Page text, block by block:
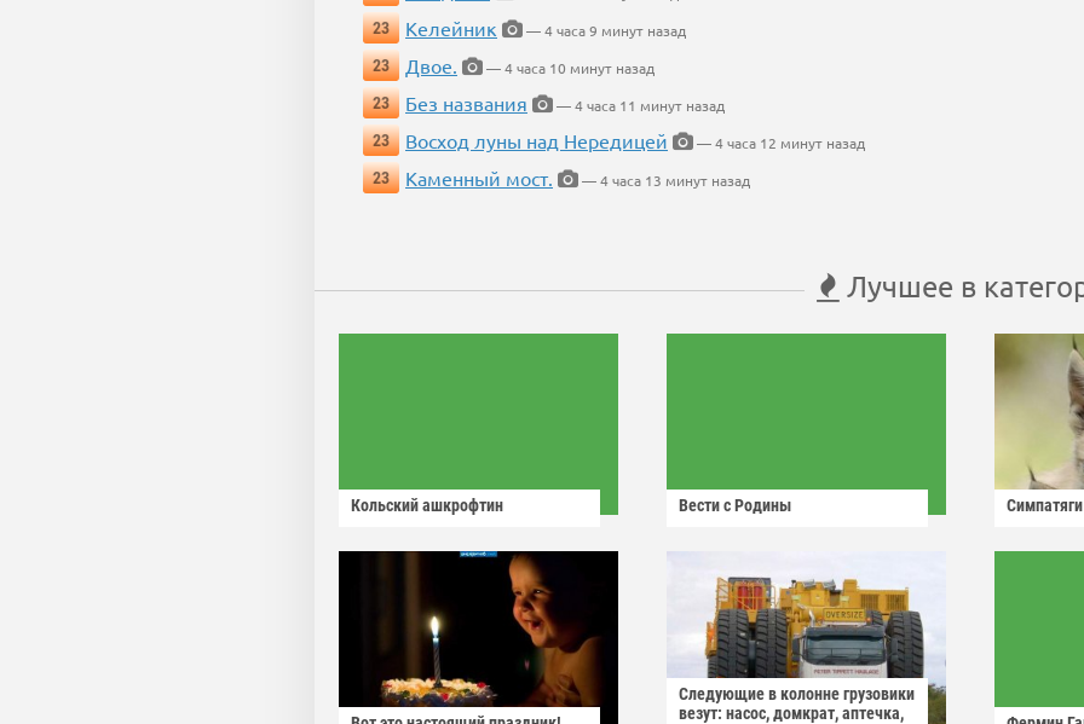
23
Келейник
— 4 часа 9 минут назад
23
Двое.
— 4 часа 10 минут назад
23
Без названия
— 4 часа 11 минут назад
23
Восход луны над Нередицей
— 4 часа 12 минут назад
23
Каменный мост. — 4 часа 13 минут назад
Лучшее в
Кольский ашкрофтин Вести с Родины Симпатяги
Следующие в колонне грузовики
везут: насос, домкрат, аптечка,